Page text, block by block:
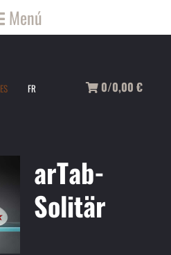
Menú
ES FR 0/0,00 €
arTab-
Solitär